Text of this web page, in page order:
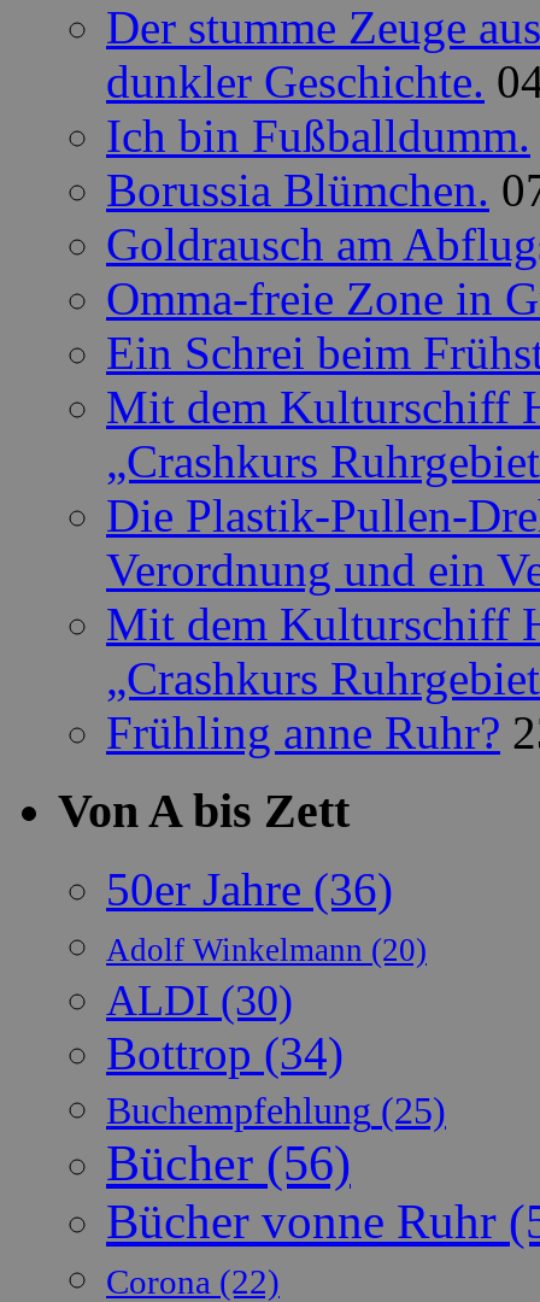
Der stumme Zeuge
dunkler Geschichte.
Ich bin Fußballdumm.
Borussia Blümchen.
Goldrausch am
Omma-freie Zone in
Ein Schrei beim
Mit dem Kulturschiff
„Crashkurs
Die Plastik-Pullen-
Verordnung und ein
Mit dem Kulturschiff
„Crashkurs
Frühling anne Ruhr?
Von A bis Zett
50er Jahre (36)
Adolf Winkelmann (20)
ALDI (30)
Bottrop (34)
Buchempfehlung (25)
Bücher (56)
Bücher vonne Ruhr
Corona (22)